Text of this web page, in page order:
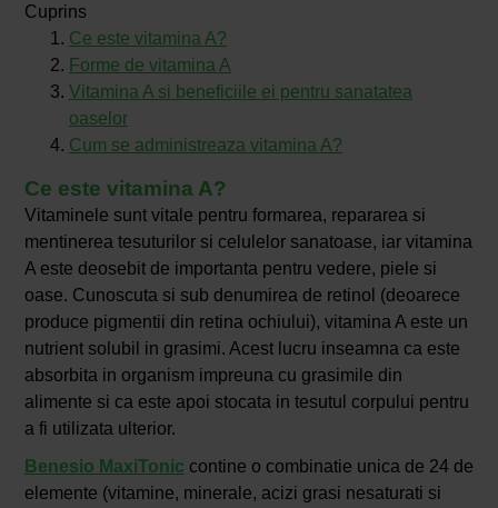
Cuprins
Ce este vitamina A?
Forme de vitamina A
Vitamina A si beneficiile ei pentru sanatatea
oaselor
Cum se administreaza vitamina A?
Ce este vitamina A?
Vitaminele sunt vitale pentru formarea, repararea si
mentinerea tesuturilor si celulelor sanatoase, iar vitamina
A este deosebit de importanta pentru vedere, piele si
oase. Cunoscuta si sub denumirea de retinol (deoarece
produce pigmentii din retina ochiului), vitamina A este un
nutrient solubil in grasimi. Acest lucru inseamna ca este
absorbita in organism impreuna cu grasimile din
alimente si ca este apoi stocata in tesutul corpului pentru
a fi utilizata ulterior.
Benesio MaxiTonic contine o combinatie unica de 24 de
elemente (vitamine, minerale, acizi grasi nesaturati si